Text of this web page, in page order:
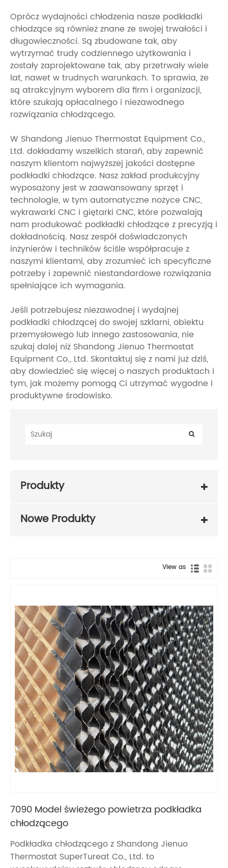
Oprócz wydajności chłodzenia nasze podkładki
chłodzące są również znane ze swojej trwałości i
długowieczności. Są zbudowane tak, aby
wytrzymać trudy codziennego użytkowania i
zostały zaprojektowane tak, aby przetrwały wiele
lat, nawet w trudnych warunkach. To sprawia, że ​​
są atrakcyjnym wyborem dla firm i organizacji,
które szukają opłacalnego i niezawodnego
rozwiązania chłodzącego.
W Shandong Jienuo Thermostat Equipment Co.,
Ltd. dokładamy wszelkich starań, aby zapewnić
naszym klientom najwyższej jakości dostępne
podkładki chłodzące. Nasz zakład produkcyjny
wyposażony jest w zaawansowany sprzęt i
technologie, w tym automatyczne nożyce CNC,
wykrawarki CNC i giętarki CNC, które pozwalają
nam produkować podkładki chłodzące z precyzją i
dokładnością. Nasz zespół doświadczonych
inżynierów i techników ściśle współpracuje z
naszymi klientami, aby zrozumieć ich specyficzne
potrzeby i zapewnić niestandardowe rozwiązania
spełniające ich wymagania.
Jeśli potrzebujesz niezawodnej i wydajnej
podkładki chłodzącej do swojej szklarni, obiektu
przemysłowego lub innego zastosowania, nie
szukaj dalej niż Shandong Jienuo Thermostat
Equipment Co., Ltd. Skontaktuj się z nami już dziś,
aby dowiedzieć się więcej o naszych produktach i
tym, jak możemy pomogą Ci utrzymać wygodne i
produktywne środowisko.
Produkty
Nowe Produkty
View as
7090 Model świeżego powietrza podkładka
chłodzącego
Podkładka chłodzącego z Shandong Jienuo
Thermostat SuperTureat Co., Ltd. to